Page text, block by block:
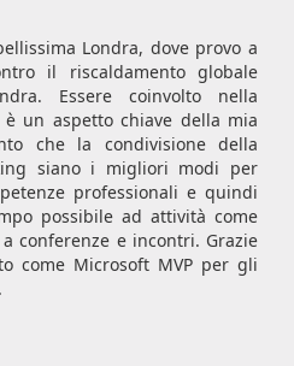
Londra, dove provo a
il riscaldamento globale
Essere coinvolto nella
un aspetto chiave della mia
che la condivisione della
siano i migliori modi per
professionali e quindi
possibile ad attività come
conferenze e incontri. Grazie
come Microsoft MVP per gli